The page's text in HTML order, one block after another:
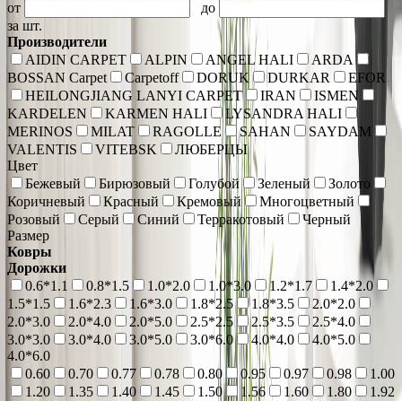
от
до
за шт.
Производители
AIDIN CARPET
ALPIN ANGEL HALI
ARDA
BOSSAN Carpet
Carpetoff DORUK DURKAR
EFOR
HEILONGJIANG LANYI CARPET
IRAN
ISMEN
KARDELEN
KARMEN HALI
LYSANDRA HALI
MERINOS
MILAT RAGOLLE SAHAN
SAYDAM
VALENTIS
VITEBSK
ЛЮБЕРЦЫ
Цвет
Бежевый
Бирюзовый Голубой Зеленый
Золото
Коричневый
Красный Кремовый
Многоцветный
Розовый
Серый Синий Терракотовый
Черный
Размер
Ковры
Дорожки
0.6*1.1
0.8*1.5 1.0*2.0 1.0*3.0 1.2*1.7
1.4*2.0
1.5*1.5
1.6*2.3 1.6*3.0 1.8*2.5 1.8*3.5
2.0*2.0
2.0*3.0
2.0*4.0 2.0*5.0 2.5*2.5 2.5*3.5
2.5*4.0
3.0*3.0
3.0*4.0 3.0*5.0 3.0*6.0 4.0*4.0
4.0*5.0
4.0*6.0
0.60
0.70 0.77 0.78 0.80 0.95 0.97 0.98
1.00
1.20
1.35 1.40 1.45 1.50 1.56 1.60 1.80
1.92